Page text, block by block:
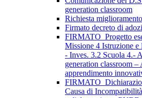
generation classroom
Richiesta
Firmato decreto di
FIRMATO_Progetto
Missione 4 Istruzione e
- Inves. 3.2 Scuola 4.-
generation classroom
apprendimento
Causa di